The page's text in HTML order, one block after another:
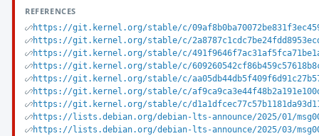
REFERENCES
https://git.kernel.org/stable/c/
https://git.kernel.org/stable/c/
https://git.kernel.org/stable/c/
https://git.kernel.org/stable/c/
https://git.kernel.org/stable/c/
https://git.kernel.org/stable/c/
https://git.kernel.org/stable/c/
https://lists.debian.org/debian-lts-announce/2025/01/
https://lists.debian.org/debian-lts-announce/2025/03/